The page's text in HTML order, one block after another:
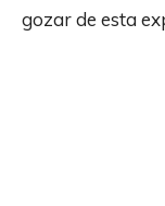
gozar de esta